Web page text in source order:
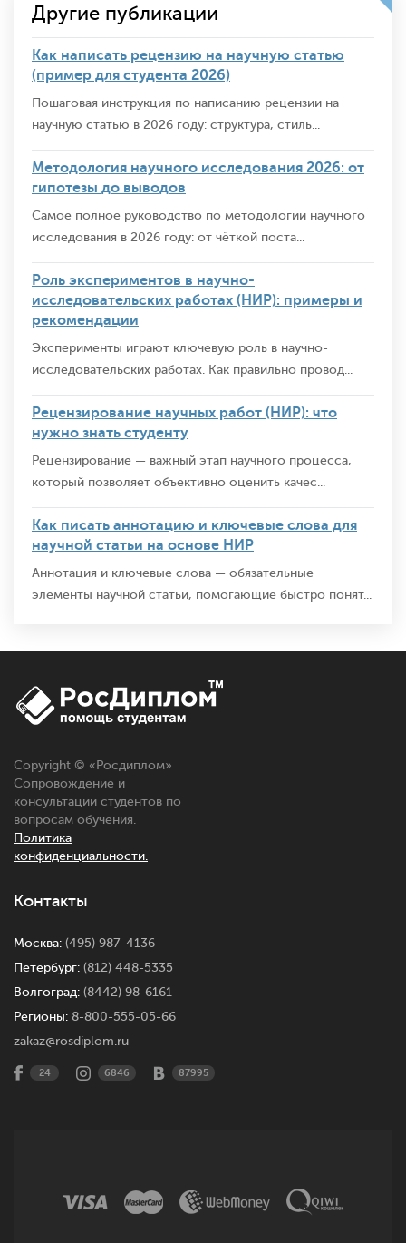
Другие публикации
Как написать рецензию на научную статью
(пример для студента 2026)
Пошаговая инструкция по написанию рецензии на
научную статью в 2026 году: структура, стиль...
Методология научного исследования 2026: от
гипотезы до выводов
Самое полное руководство по методологии научного
исследования в 2026 году: от чёткой поста...
Роль экспериментов в научно-
исследовательских работах (НИР): примеры и
рекомендации
Эксперименты играют ключевую роль в научно-
исследовательских работах. Как правильно провод...
Рецензирование научных работ (НИР): что
нужно знать студенту
Рецензирование — важный этап научного процесса,
который позволяет объективно оценить качес...
Как писать аннотацию и ключевые слова для
научной статьи на основе НИР
Аннотация и ключевые слова — обязательные
элементы научной статьи, помогающие быстро понят...
Copyright © « Росдиплом»
Сопровождение и
консультации студентов по
вопросам обучения.
Политика
конфиденциальности.
Контакты
Москва: (495) 987-4136
Петербург: (812) 448-5335
Волгоград: (8442) 98-6161
Регионы: 8-800-555-05-66
zakaz@rosdiplom.ru
24 6846 87995